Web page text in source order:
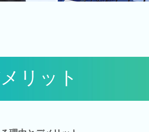
リット